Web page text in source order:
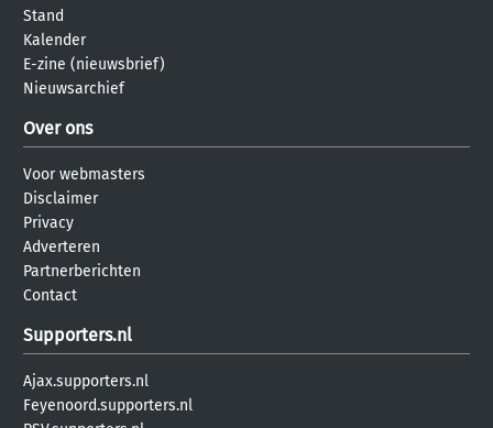
Stand
Kalender
E-zine (nieuwsbrief)
Nieuwsarchief
Over ons
Voor webmasters
Disclaimer
Privacy
Adverteren
Partnerberichten
Contact
Supporters.nl
Ajax.supporters.nl
Feyenoord.supporters.nl